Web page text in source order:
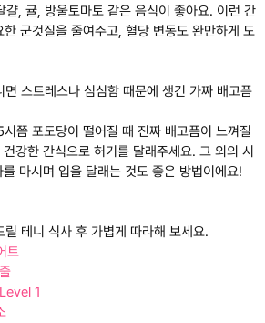
, 귤, 방울토마토 같은 음식이 좋아요. 이런 간
군것질을 줄여주고, 혈당 변동도 완만하게 도
면 스트레스나 심심함 때문에 생긴 가짜 배고픔
쯤 포도당이 떨어질 때 진짜 배고픔이 느껴질
강한 간식으로 허기를 달래주세요. 그 외의 시
마시며 입을 달래는 것도 좋은 방법이에요!
테니 식사 후 가볍게 따라해 보세요.
트
1